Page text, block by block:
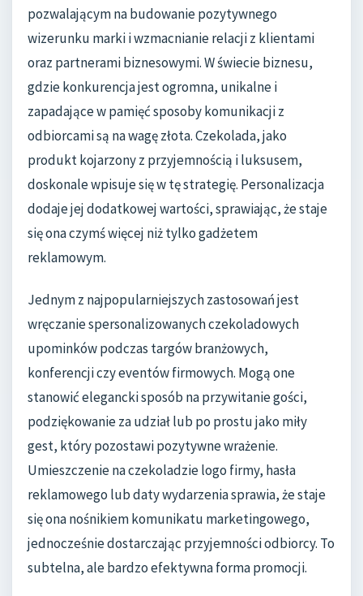
pozwalającym na budowanie pozytywnego
wizerunku marki i wzmacnianie relacji z klientami
oraz partnerami biznesowymi. W świecie biznesu,
gdzie konkurencja jest ogromna, unikalne i
zapadające w pamięć sposoby komunikacji z
odbiorcami są na wagę złota. Czekolada, jako
produkt kojarzony z przyjemnością i luksusem,
doskonale wpisuje się w tę strategię. Personalizacja
dodaje jej dodatkowej wartości, sprawiając, że staje
się ona czymś więcej niż tylko gadżetem
reklamowym.
Jednym z najpopularniejszych zastosowań jest
wręczanie spersonalizowanych czekoladowych
upominków podczas targów branżowych,
konferencji czy eventów firmowych. Mogą one
stanowić elegancki sposób na przywitanie gości,
podziękowanie za udział lub po prostu jako miły
gest, który pozostawi pozytywne wrażenie.
Umieszczenie na czekoladzie logo firmy, hasła
reklamowego lub daty wydarzenia sprawia, że staje
się ona nośnikiem komunikatu marketingowego,
jednocześnie dostarczając przyjemności odbiorcy. To
subtelna, ale bardzo efektywna forma promocji.